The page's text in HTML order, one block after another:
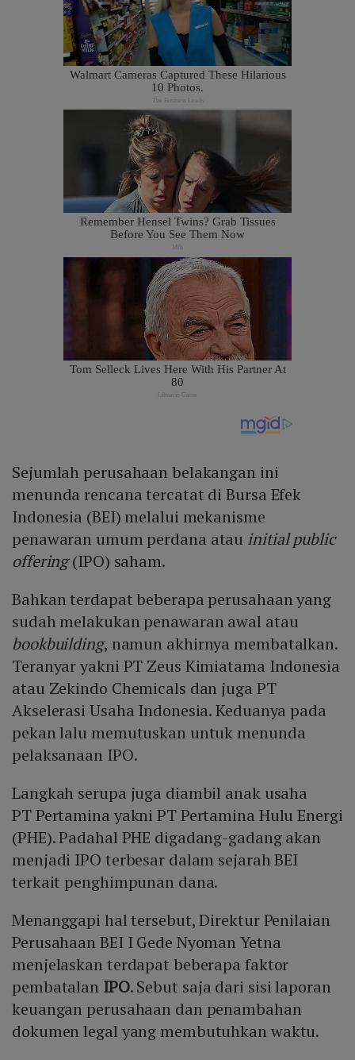
Sejumlah perusahaan belakangan ini
menunda rencana tercatat di Bursa Efek
Indonesia (BEI) melalui mekanisme
penawaran umum perdana atau initial public
offering(IPO) saham.
Bahkan terdapat beberapa perusahaan yang
sudah melakukan penawaran awal atau
bookbuilding, namun akhirnya membatalkan.
Teranyar yakni PT Zeus Kimiatama Indonesia
atau Zekindo Chemicals dan juga PT
Akselerasi Usaha Indonesia. Keduanya pada
pekan lalu memutuskan untuk menunda
pelaksanaan IPO.
Langkah serupa juga diambil anak usaha
PT Pertamina yakni PT Pertamina Hulu Energi
(PHE). Padahal PHE digadang-gadang akan
menjadi IPO terbesar dalam sejarah BEI
terkait penghimpunan dana.
Menanggapi hal tersebut, Direktur Penilaian
Perusahaan BEI I Gede Nyoman Yetna
menjelaskan terdapat beberapa faktor
pembatalan IPO. Sebut saja dari sisi laporan
keuangan perusahaan dan penambahan
dokumen legal yang membutuhkan waktu.